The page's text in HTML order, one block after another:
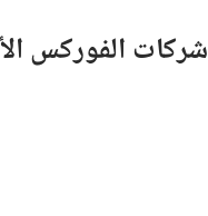
شركات الفوركس